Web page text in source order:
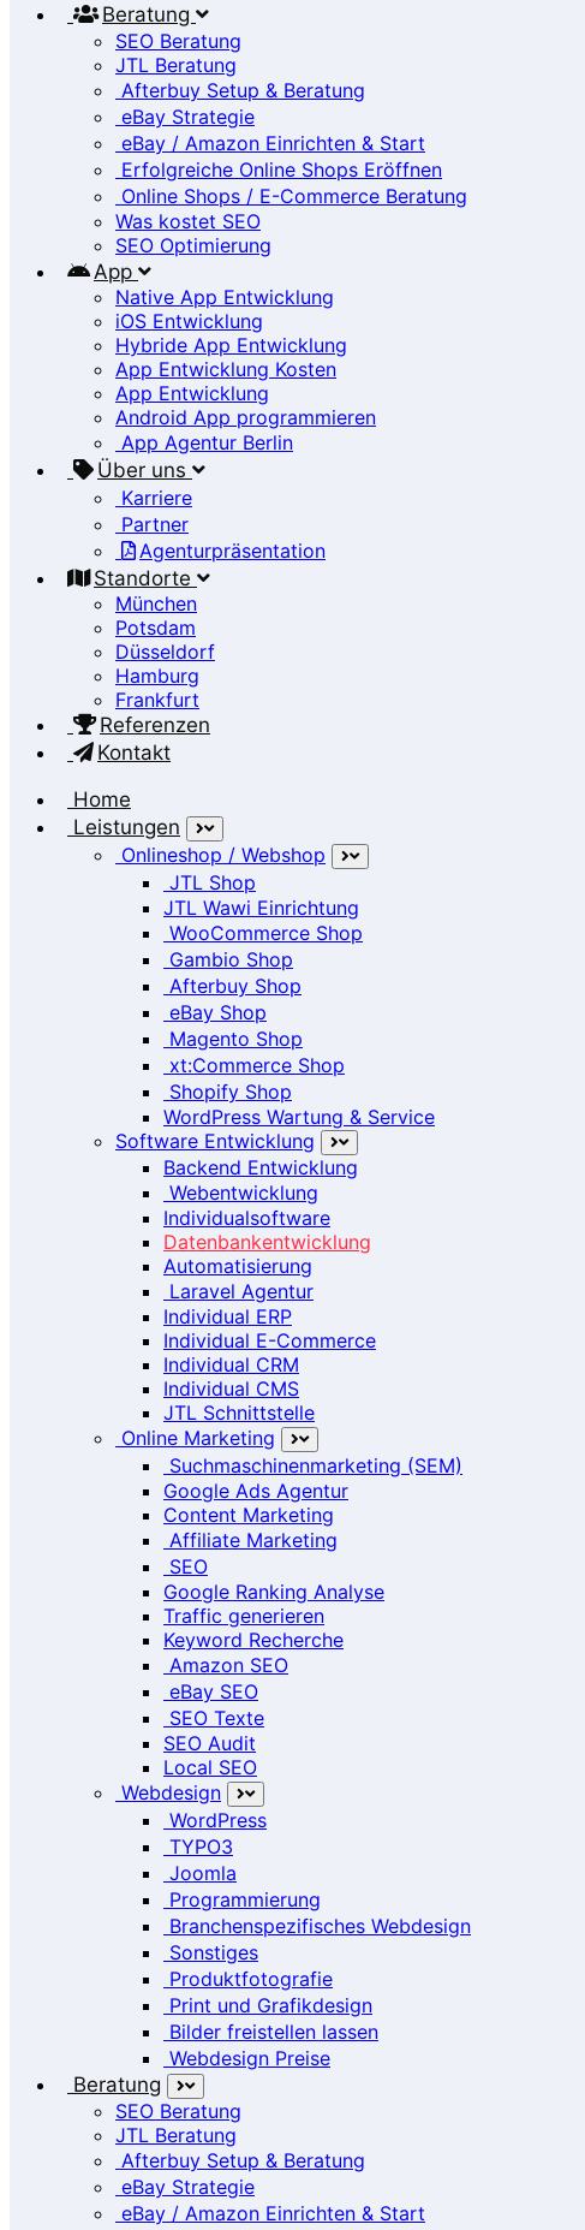
Beratung
SEO Beratung
JTL Beratung
Afterbuy Setup & Beratung
eBay Strategie
eBay / Amazon Einrichten & Start
Erfolgreiche Online Shops Eröffnen
Online Shops / E-Commerce Beratung
Was kostet SEO
SEO Optimierung
App
Native App Entwicklung
iOS Entwicklung
Hybride App Entwicklung
App Entwicklung Kosten
App Entwicklung
Android App programmieren
App Agentur Berlin
Über uns
Karriere
Partner
Agenturpräsentation
Standorte
München
Potsdam
Düsseldorf
Hamburg
Frankfurt
Referenzen
Kontakt
Home
Leistungen
Onlineshop / Webshop
JTL Shop
JTL Wawi Einrichtung
WooCommerce Shop
Gambio Shop
Afterbuy Shop
eBay Shop
Magento Shop
xt:Commerce Shop
Shopify Shop
WordPress Wartung & Service
Software Entwicklung
Backend Entwicklung
Webentwicklung
Individualsoftware
Datenbankentwicklung
Automatisierung
Laravel Agentur
Individual ERP
Individual E-Commerce
Individual CRM
Individual CMS
JTL Schnittstelle
Online Marketing
Suchmaschinenmarketing (SEM)
Google Ads Agentur
Content Marketing
Affiliate Marketing
SEO
Google Ranking Analyse
Traffic generieren
Keyword Recherche
Amazon SEO
eBay SEO
SEO Texte
SEO Audit
Local SEO
Webdesign
WordPress
TYPO3
Joomla
Programmierung
Branchenspezifisches Webdesign
Sonstiges
Produktfotografie
Print und Grafikdesign
Bilder freistellen lassen
Webdesign Preise
Beratung
SEO Beratung
JTL Beratung
Afterbuy Setup & Beratung
eBay Strategie
eBay / Amazon Einrichten & Start